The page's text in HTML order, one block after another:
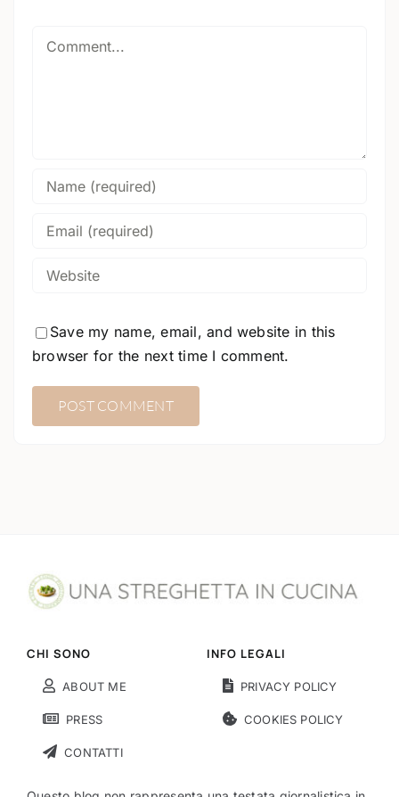
Save my name, email, and website in this
browser for the next time I comment.
CHI SONO
ABOUT ME
PRESS
CONTATTI
INFO LEGALI
PRIVACY POLICY
COOKIES POLICY